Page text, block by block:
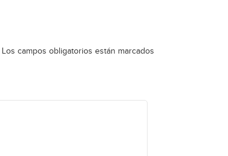
Los campos obligatorios están marcados